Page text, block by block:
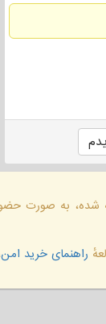
شده، به صورت
راهنمای خرید امن